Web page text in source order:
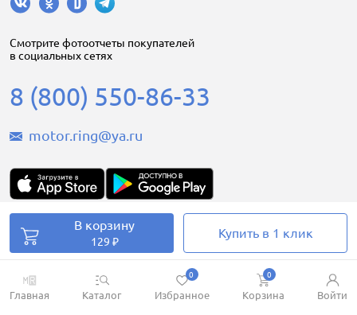
Главная Каталог Избранное
0
Корзина
0
Войти
В корзину
129 ₽
Купить в 1 клик
Cмотрите фотоотчеты покупателей
в социальных сетях
8 (800) 550-86-33
motor.ring@ya.ru
Motorring.ru © 2008-2026